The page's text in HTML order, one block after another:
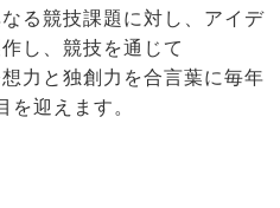
る競技課題に対し、アイデ
し、競技を通じて
力と独創力を合言葉に毎年
迎えます。